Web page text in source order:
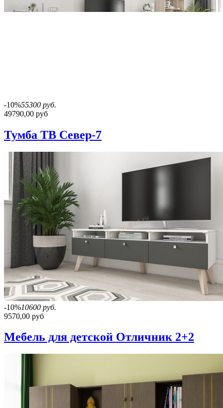
-10%55300 руб.
49790,00 руб
Тумба ТВ Север-7
-10%10600 руб.
9570,00 руб
Мебель для детской Отличник 2+2